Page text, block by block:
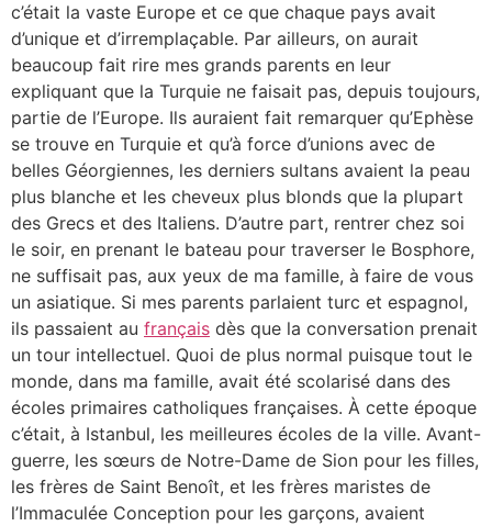
c’était la vaste Europe et ce que chaque pays avait
d’unique et d’irremplaçable. Par ailleurs, on aurait
beaucoup fait rire mes grands parents en leur
expliquant que la Turquie ne faisait pas, depuis toujours,
partie de l’Europe. Ils auraient fait remarquer qu’Ephèse
se trouve en Turquie et qu’à force d’unions avec de
belles Géorgiennes, les derniers sultans avaient la peau
plus blanche et les cheveux plus blonds que la plupart
des Grecs et des Italiens. D’autre part, rentrer chez soi
le soir, en prenant le bateau pour traverser le Bosphore,
ne suffisait pas, aux yeux de ma famille, à faire de vous
un asiatique. Si mes parents parlaient turc et espagnol,
ils passaient au français dès que la conversation prenait
un tour intellectuel. Quoi de plus normal puisque tout le
monde, dans ma famille, avait été scolarisé dans des
écoles primaires catholiques françaises. À cette époque
c’était, à Istanbul, les meilleures écoles de la ville. Avant-
guerre, les sœurs de Notre-Dame de Sion pour les filles,
les frères de Saint Benoît, et les frères maristes de
l’Immaculée Conception pour les garçons, avaient